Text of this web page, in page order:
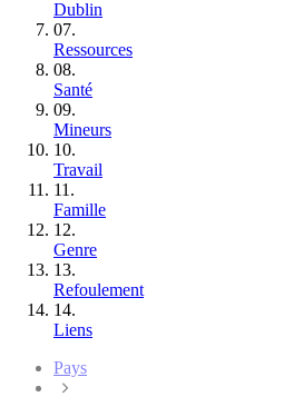
Dublin
07.
Ressources
08.
Santé
09.
Mineurs
10.
Travail
11.
Famille
12.
Genre
13.
Refoulement
14.
Liens
Pays